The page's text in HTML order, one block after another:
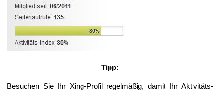
Tipp:
Besuchen Sie Ihr Xing-Profil regelmäßig, damit Ihr Aktivitäts-